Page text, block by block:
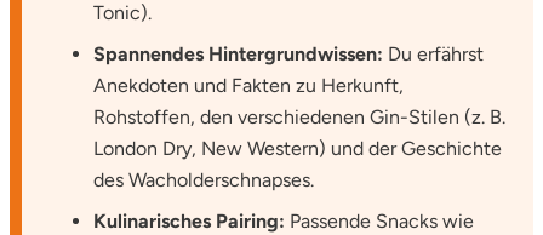
Tonic).
Spannendes Hintergrundwissen: Du erfährst
Anekdoten und Fakten zu Herkunft,
Rohstoffen, den verschiedenen Gin-Stilen (z. B.
London Dry, New Western) und der Geschichte
des Wacholderschnapses.
Kulinarisches Pairing: Passende Snacks wie